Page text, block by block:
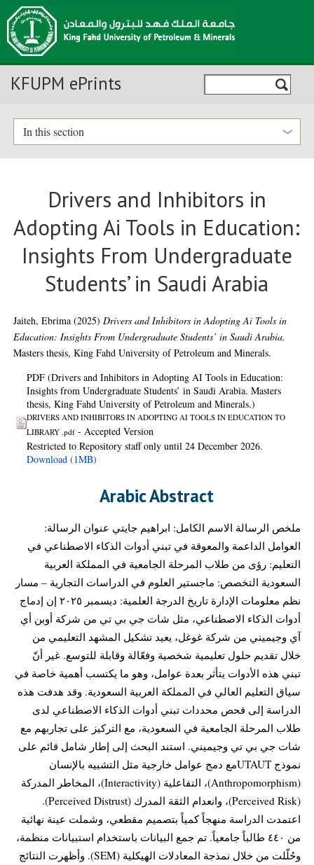
KFUPM ePrints
In this section
Drivers and Inhibitors in
Adopting Ai Tools in Education:
Insights From Undergraduate
Students’ in Saudi Arabia
Jaiteh, Ebrima (2025)Drivers and Inhibitors in Adopting Ai Tools in
Education: Insights From Undergraduate Students’ in Saudi Arabia.
Masters thesis, King Fahd University of Petroleum and Minerals.
PDF (Drivers and Inhibitors in Adopting AI Tools in Education:
Insights from Undergraduate Students’ in Saudi Arabia. Masters
thesis, King Fahd University of Petroleum and Minerals.)
DRIVERS AND INHIBITORS IN ADOPTING AI TOOLS IN EDUCATION TO
LIBRARY .pdf - Accepted Version
Restricted to Repository staff only until 24 December 2026.
Download (1MB)
Arabic Abstract
ملخص الرسالة الاسم الكامل: ابراهيم جايتي عنوان الرسالة:
العوامل الداعمة والمعوقة في تبني أدوات الذكاء الاصطناعي في
التعليم: رؤى من طلاب المرحلة الجامعية في المملكة العربية
السعودية التخصص: ماجستير العلوم في الدراسات التجارية – مسار
نظم معلومات الإدارة تاريخ الدرجة العلمية: ديسمبر ٢٠٢٥ إن إدماج
أدوات الذكاء الاصطناعي، مثل شات جي بي تي من شركة أوبن أي
آي وجيميني من شركة غوغل، يعيد تشكيل المشهد التعليمي من
خلال تقديم حلول تعليمية شخصية وفعّالة وقابلة للتوسع. غير أنّ
تبني هذه الأدوات يتأثر بعدة عوامل، وهو ما يكتسب أهمية خاصة في
سياق التعليم العالي في المملكة العربية السعودية. وقد هدفت هذه
الدراسة إلى فحص محددات تبني أدوات الذكاء الاصطناعي لدى
طلاب المرحلة الجامعية في السعودية، مع التركيز على تجاربهم مع
شات جي بي تي وجيميني. استند البحث إلى إطار شامل قائم على
نموذج UTAUTمع دمج عوامل خارجية مثل التشبيه بالإنسان
(Anthropomorphism)، التفاعلية (Interactivity)، المخاطر المدركة
(Perceived Risk)، وانعدام الثقة المدرك (Perceived Distrust).
اعتمدت الدراسة منهجاً كمياً بتصميم مقطعي، وشملت عينة نهائية
من ٤٤٠ طالباً جامعياً. تم جمع البيانات باستخدام استبيانات منظمة،
وحُلّلت من خلال نمذجة المعادلات الهيكلية (SEM). وأظهرت النتائج